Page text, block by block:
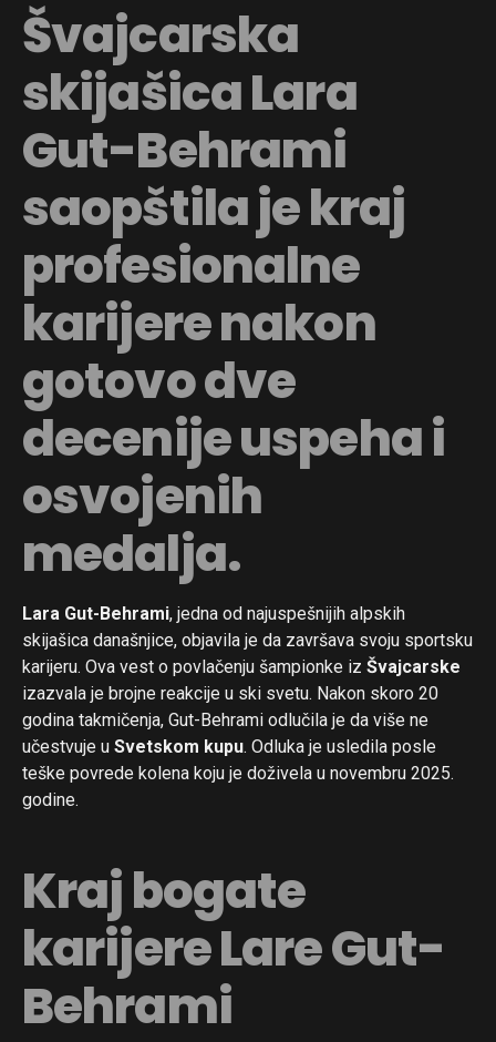
Švajcarska
skijašica Lara
Gut-Behrami
saopštila je kraj
profesionalne
karijere nakon
gotovo dve
decenije uspeha i
osvojenih
medalja.
Lara Gut-Behrami, jedna od najuspešnijih alpskih
skijašica današnjice, objavila je da završava svoju sportsku
karijeru. Ova vest o povlačenju šampionke iz Švajcarske
izazvala je brojne reakcije u ski svetu. Nakon skoro 20
godina takmičenja, Gut-Behrami odlučila je da više ne
učestvuje u Svetskom kupu. Odluka je usledila posle
teške povrede kolena koju je doživela u novembru 2025.
godine.
Kraj bogate
karijere Lare Gut-
Behrami